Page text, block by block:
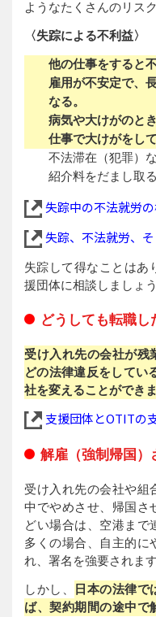
ようなたくさんのリス
〈失踪による不利益〉
他の仕事をすると
雇用が不安定で、
なる。
病気や大けがのと
仕事で大けがをし
不法滞在（犯罪）
紹介料をだまし取
失踪中の不法就労の
失踪、不法就労、そ
失踪して得なことはあ
援団体に相談しましょう
どうしても転職し
受け入れ先の会社が残
どの法律違反をしてい
社を変えることができま
支援団体とOTITの
解雇（強制帰国）
受け入れ先の会社や組
中でやめさせ、帰国さ
どい場合は、空港まで
多くの場合、自主的に
れ、署名を強要されます
しかし、
日本の法律で
ば、契約期間の途中で